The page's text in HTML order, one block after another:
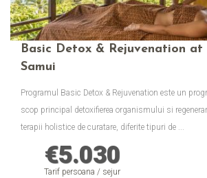
Basic Detox & Rejuvenation
Samui
Programul Basic Detox & Rejuvenation este un
scop principal detoxifierea organismului si
terapii holistice de curatare, diferite tipuri de ...
€5.030
Tarif persoana / sejur